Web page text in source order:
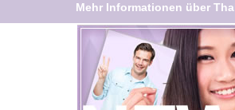
Mehr Informationen über